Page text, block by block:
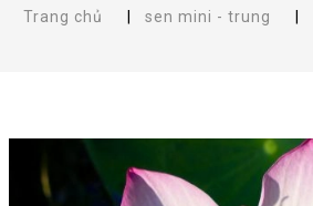
Trang chủ sen mini - trung